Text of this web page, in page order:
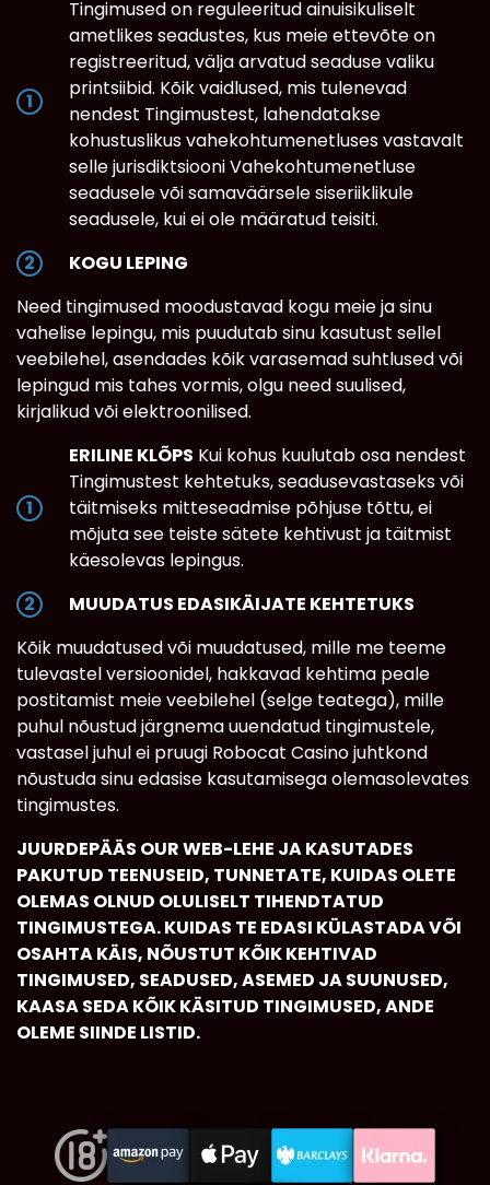
Tingimused on reguleeritud ainuisikuliselt
ametlikes seadustes, kus meie ettevõte on
registreeritud, välja arvatud seaduse valiku
printsiibid. Kõik vaidlused, mis tulenevad
nendest Tingimustest, lahendatakse
kohustuslikus vahekohtumenetluses vastavalt
selle jurisdiktsiooni Vahekohtumenetluse
seadusele või samaväärsele siseriiklikule
seadusele, kui ei ole määratud teisiti.
KOGU LEPING
Need tingimused moodustavad kogu meie ja sinu
vahelise lepingu, mis puudutab sinu kasutust sellel
veebilehel, asendades kõik varasemad suhtlused või
lepingud mis tahes vormis, olgu need suulised,
kirjalikud või elektroonilised.
ERILINE KLÕPS Kui kohus kuulutab osa nendest
Tingimustest kehtetuks, seadusevastaseks või
täitmiseks mitteseadmise põhjuse tõttu, ei
mõjuta see teiste sätete kehtivust ja täitmist
käesolevas lepingus.
MUUDATUS EDASIKÄIJATE KEHTETUKS
Kõik muudatused või muudatused, mille me teeme
tulevastel versioonidel, hakkavad kehtima peale
postitamist meie veebilehel (selge teatega), mille
puhul nõustud järgnema uuendatud tingimustele,
vastasel juhul ei pruugi Robocat Casino juhtkond
nõustuda sinu edasise kasutamisega olemasolevates
tingimustes.
JUURDEPÄÄS OUR WEB-LEHE JA KASUTADES
PAKUTUD TEENUSEID, TUNNETATE, KUIDAS OLETE
OLEMAS OLNUD OLULISELT TIHENDTATUD
TINGIMUSTEGA. KUIDAS TE EDASI KÜLASTADA VÕI
OSAHTA KÄIS, NÕUSTUT KÕIK KEHTIVAD
TINGIMUSED, SEADUSED, ASEMED JA SUUNUSED,
KAASA SEDA KÕIK KÄSITUD TINGIMUSED, ANDE
OLEME SIINDE LISTID.